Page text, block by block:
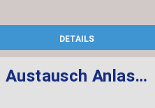
DETAILS
Austausch Anlasser